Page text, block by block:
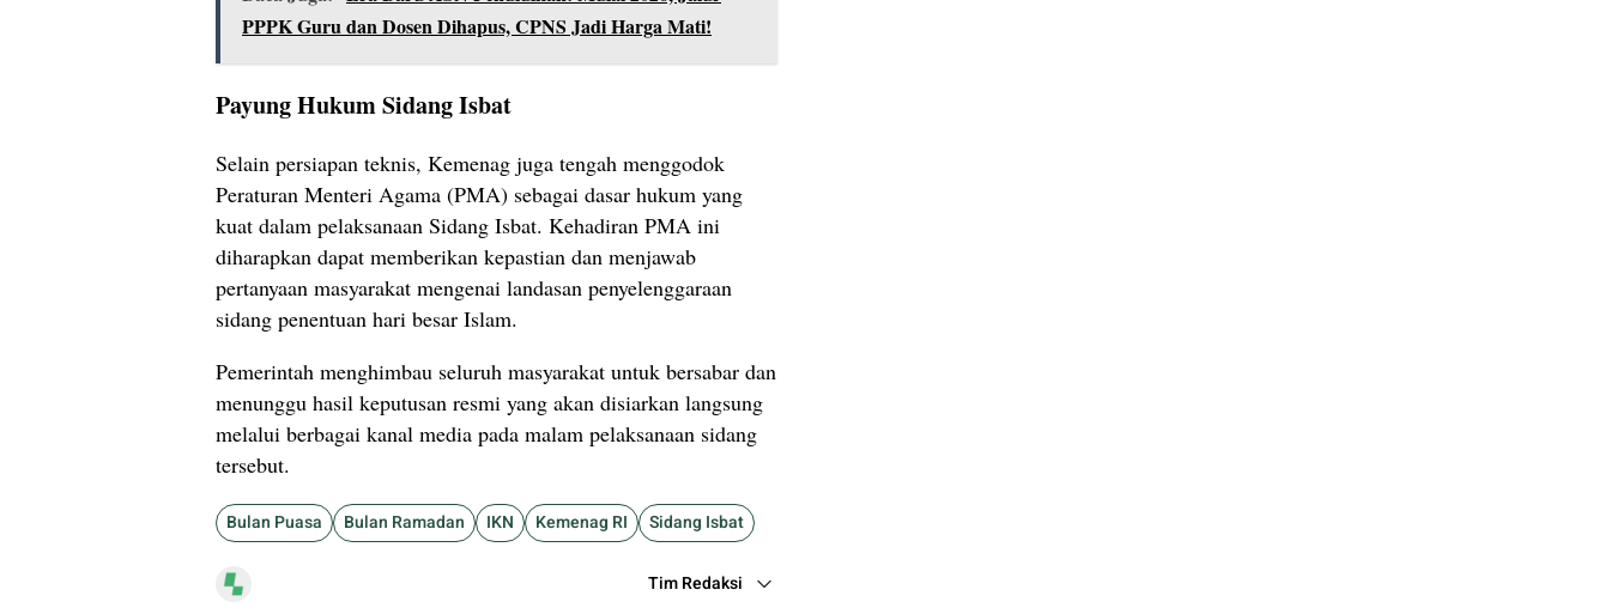
PPPK Guru dan Dosen Dihapus, CPNS Jadi Harga Mati!
Payung Hukum Sidang Isbat
Selain persiapan teknis, Kemenag juga tengah menggodok
Peraturan Menteri Agama (PMA) sebagai dasar hukum yang
kuat dalam pelaksanaan Sidang Isbat. Kehadiran PMA ini
diharapkan dapat memberikan kepastian dan menjawab
pertanyaan masyarakat mengenai landasan penyelenggaraan
sidang penentuan hari besar Islam.
Pemerintah menghimbau seluruh masyarakat untuk bersabar dan
menunggu hasil keputusan resmi yang akan disiarkan langsung
melalui berbagai kanal media pada malam pelaksanaan sidang
tersebut.
Bulan Puasa Bulan Ramadan IKN Kemenag RI Sidang Isbat
Tim Redaksi